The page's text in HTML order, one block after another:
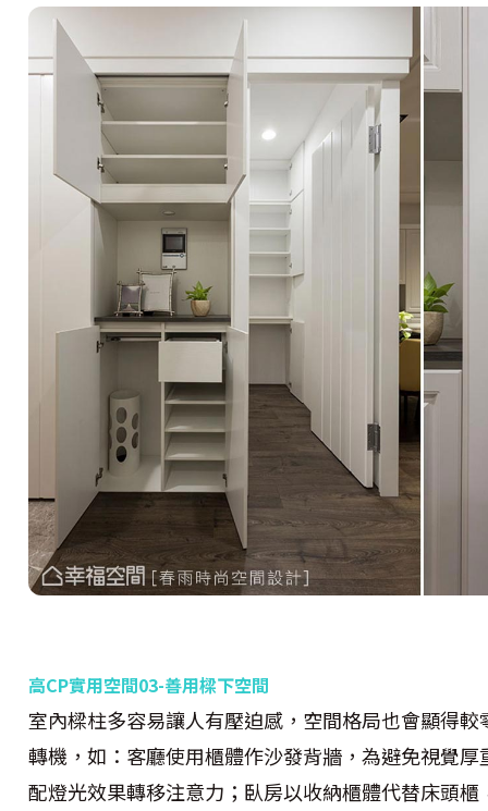
高CP實用空間03-善用樑下空間
室內樑柱多容易讓人有壓迫感，空間格局也會顯得
轉機，如：客廳使用櫃體作沙發背牆，為避免視覺
配燈光效果轉移注意力；臥房以收納櫃體代替床頭